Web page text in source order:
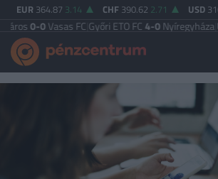
EUR 364.87 3.14 CHF 390.62 2.71 USD
FC|Győri ETO FC4-0Nyíregyháza|Újpest FC